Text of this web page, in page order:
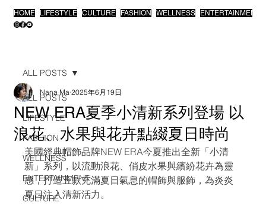
HOME LIFESTYLE CULTURE FASHION WELLNESS ENTERTAINMENT
ALL POSTS
LIFESTYLE
FASHION
WELLNESS
ENTERTAINMENT
CULTURE
ALL POSTS
NEW ERA夏季小清新系列登場 以
浪花、水果與花卉點綴夏日時尚
Nana Ma 2025年6月19日
美國經典帽飾品牌NEW ERA今夏推出全新「小清
新」系列，以流動浪花、俏皮水果與繽紛花卉為靈
感，打造五款充滿夏日氣息的帽飾與服飾，為炎炎
夏日注入清新活力。